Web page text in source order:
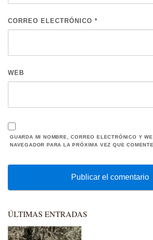
CORREO ELECTRÓNICO *
WEB
GUARDA MI NOMBRE, CORREO ELECTRÓNICO Y
NAVEGADOR PARA LA PRÓXIMA VEZ QUE COMENTE.
ÚLTIMAS ENTRADAS